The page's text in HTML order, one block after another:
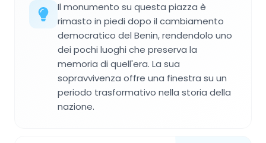
Il monumento su questa piazza è
rimasto in piedi dopo il cambiamento
democratico del Benin, rendendolo uno
dei pochi luoghi che preserva la
memoria di quell'era. La sua
sopravvivenza offre una finestra su un
periodo trasformativo nella storia della
nazione.